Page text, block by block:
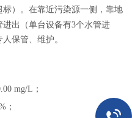
）。在靠近污染源一侧，靠地
进出（单台设备有3个水管进
保管、维护。
mg/L；
；